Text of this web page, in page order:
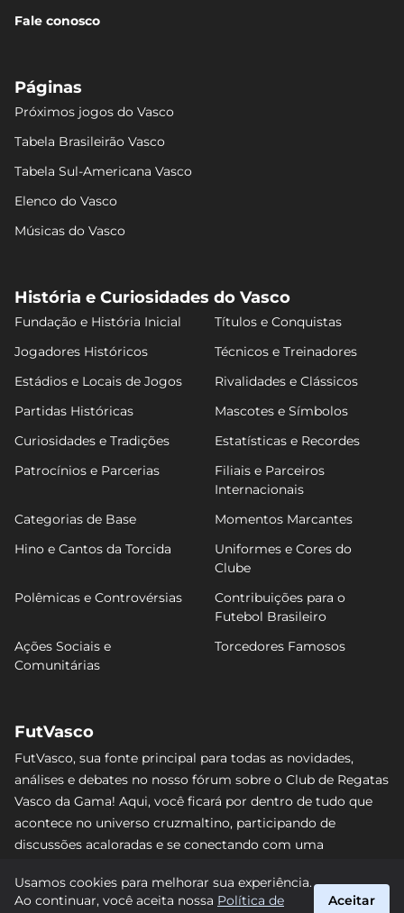
Fale conosco
Páginas
Próximos jogos do Vasco
Tabela Brasileirão Vasco
Tabela Sul-Americana Vasco
Elenco do Vasco
Músicas do Vasco
História e Curiosidades do Vasco
Fundação e História Inicial
Títulos e Conquistas
Jogadores Históricos
Técnicos e Treinadores
Estádios e Locais de Jogos
Rivalidades e Clássicos
Partidas Históricas
Mascotes e Símbolos
Curiosidades e Tradições
Estatísticas e Recordes
Patrocínios e Parcerias
Filiais e Parceiros
Internacionais
Categorias de Base
Momentos Marcantes
Hino e Cantos da Torcida
Uniformes e Cores do
Clube
Polêmicas e Controvérsias
Contribuições para o
Futebol Brasileiro
Ações Sociais e
Comunitárias
Torcedores Famosos
FutVasco
FutVasco, sua fonte principal para todas as novidades,
análises e debates no nosso fórum sobre o Club de Regatas
Vasco da Gama! Aqui, você ficará por dentro de tudo que
acontece no universo cruzmaltino, participando de
discussões acaloradas e se conectando com uma
nenhum lance e acompanhe de perto o caminho do Vasco
rumo às vitórias! #Vasco #FutVasco
Usamos cookies para melhorar sua experiência.
Ao continuar, você aceita nossa Política de
Aceitar